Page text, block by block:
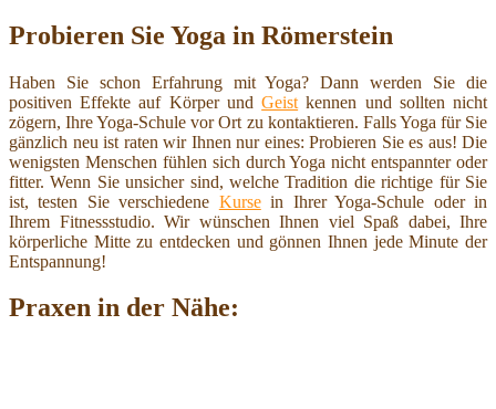
Probieren Sie Yoga in Römerstein
Haben Sie schon Erfahrung mit Yoga? Dann werden Sie die
positiven Effekte auf Körper undGeist kennen und sollten nicht
zögern, Ihre Yoga-Schule vor Ort zu kontaktieren. Falls Yoga für Sie
gänzlich neu ist raten wir Ihnen nur eines: Probieren Sie es aus! Die
wenigsten Menschen fühlen sich durch Yoga nicht entspannter oder
fitter. Wenn Sie unsicher sind, welche Tradition die richtige für Sie
ist, testen Sie verschiedene Kursein Ihrer Yoga-Schule oder in
Ihrem Fitnessstudio. Wir wünschen Ihnen viel Spaß dabei, Ihre
körperliche Mitte zu entdecken und gönnen Ihnen jede Minute der
Entspannung!
Praxen in der Nähe: